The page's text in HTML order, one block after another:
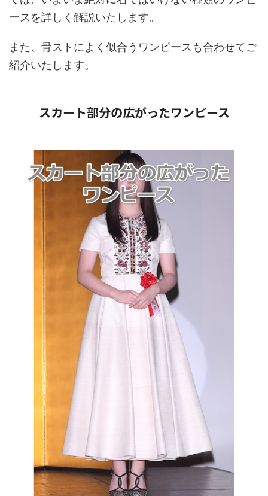
ースを詳しく解説いたします。
また、骨ストによく似合うワンピースも合わせてご
紹介いたします。
スカート部分の広がったワンピース